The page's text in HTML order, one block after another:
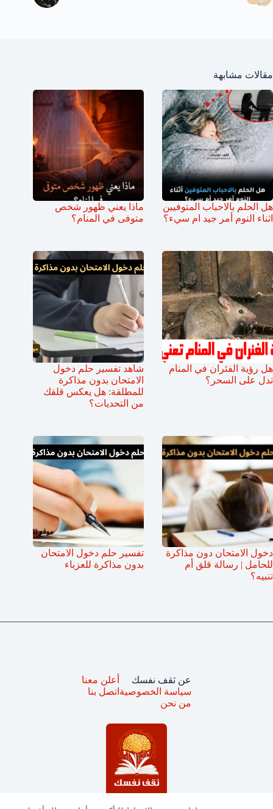
مقالات مشابهة
هل الحلم بالاحباب المتوفيين
اثناء النوم أمر جيد ام سيء؟
ماذا يعني ظهور شخص
متوفى في المنام؟
هل رؤية الفئران في المنام
تدل على السحر؟
شاهد تفسير حلم دخول
الامتحان بدون مذاكرة
للمطلقة: هل يعكس قلقك
من التحديات؟
دخول الامتحان دون مذاكرة
للحامل | رسالة قلق أم
تنبيه؟
تفسير حلم دخول الامتحان
بدون مذاكرة للعزباء
عن ثقف نفسك
سياسة الخصوصية
من نحن
أعلن معنا
اتصل بنا